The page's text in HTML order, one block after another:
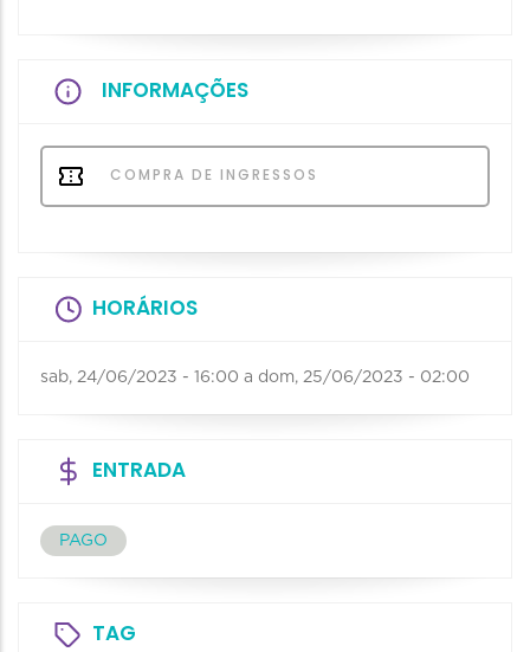
INFORMAÇÕES
COMPRA DE INGRESSOS
HORÁRIOS
sab, 24/06/2023 - 16:00 a dom, 25/06/2023 - 02:00
ENTRADA
PAGO
TAG